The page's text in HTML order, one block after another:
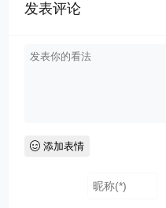
发表评论
添加表情